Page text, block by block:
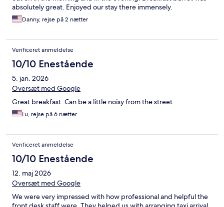
absolutely great. Enjoyed our stay there immensely.
Danny, rejse på 2 nætter
Verificeret anmeldelse
10/10 Enestående
5. jan. 2026
Oversæt med Google
Great breakfast. Can be a little noisy from the street.
Lu, rejse på 6 nætter
Verificeret anmeldelse
10/10 Enestående
12. maj 2026
Oversæt med Google
We were very impressed with how professional and helpful the